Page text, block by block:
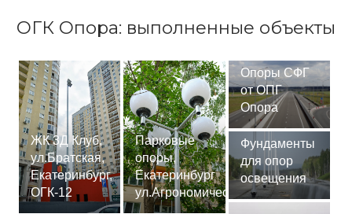
ОГК Опора: выполненные объекты
ЖК 3Д Клуб,
ул.Братская,
Екатеринбург,
ОГК-12
Парковые
опоры,
Екатеринбург
ул.Агрономическая
Опоры СФГ
от ОПГ
Опора
Фундаменты
для опор
освещения